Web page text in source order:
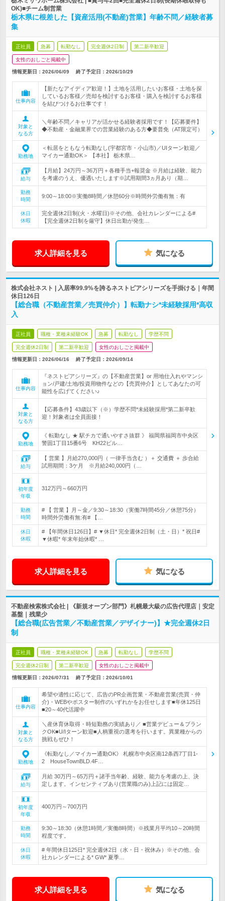
OK)■チーム制営業
栃木県に根差した【資産活用(不動産)営業】年齢不問／経験者募
集
正社員 急募 転勤なし 完全週休2日制 第二新卒歓迎
女性のおしごと掲載中
情報更新日：2026/06/09 終了予定日： 2026/10/29
仕事内容
【新たなアイディア歓迎！】土地を活用したいお客様・土地を探
しているお客様／売却を検討するお客様・購入を検討するお客様
を結びつけるお仕事です！
対象と
なる方
＼年齢不問／キャリアが活かせる経験者採用です！【応募要件】
◆不動産・金融業界での営業経験のある方◆要普免（AT限定可）
勤務地
＜転居をともなう転勤なし(宇都宮市・小山市)／UIターン歓迎／
マイカー通勤OK＞ 【本社】 栃木県…
給与
【月給】24万円～36万円＋各種手当+報奨金 ※月給は経験、能力
を考慮のうえ、優遇いたします※試用期間3ヵ月あり（期…
勤務
時間
9:00～18:00※実働8時間／休憩60分※時間外労働有無：有
休日
休暇
完全週休2日制(火・水曜日)※その他、会社カレンダーによる#
【完全週休2日制を厳守】休日出勤が発生…
求人詳細を見る 気になる
株式会社ネスト | 入居率99.9%を誇るネストピアシリーズを手掛ける｜年間
休日126日
【総合職（不動産営業／売買仲介）】転勤ナシ*未経験採用*高収
入
正社員 職種・業種未経験OK 急募 転勤なし 学歴不問
完全週休2日制 第二新卒歓迎 女性のおしごと掲載中
情報更新日：2026/06/16 終了予定日： 2026/09/14
仕事内容
『ネストピアシリーズ』の【不動産営業】or 用地仕入れやマンシ
ョン/戸建/土地/投資用物件などの【売買仲介】としてあなたの可
能性を広げてください♪
対象と
なる方
【応募条件】43歳以下（※）学歴不問*未経験採用*第二新卒歓
迎！対象者は全員面接！
勤務地
《 転勤なし ★ 駅チカで通いやすさ抜群 》 福岡県福岡市中央区
警固1丁目15番6号 KH22ビル…
給与
【 営業 】月給270,000円（ 一律手当含む ）＋ 交通費 ＋ 歩合給
試用期間：3ケ月 ※月給240,000円（…
初年度
年収
312万円～660万円
勤務
時間
# 【 営業 】月～金／9:30～18:30（実働7時間45分／休憩75分）
時間外労働有無:有# 【…
休日
休暇
# 【年間休日126日】# ▼休日* 完全週休2日制（土・日）* 祝日#
▼休暇* 年末年始休暇* …
求人詳細を見る 気になる
不動産検索株式会社 | 《新規オープン部門》札幌最大級の広告代理店｜安定
基盤｜残業少
【総合職(広告営業／不動産営業／デザイナー)】★完全週休2日
制
正社員 職種・業種未経験OK 急募 転勤なし 学歴不問
完全週休2日制 第二新卒歓迎 女性のおしごと掲載中
情報更新日：2026/07/31 終了予定日： 2026/10/01
仕事内容
希望や適性に応じて、広告のPR企画営業・不動産営業(売買・仲
介)・WEBやポスター制作のいずれかをお任せします■年休125日
■20～40代活躍中
対象と
なる方
＼産休育休取得・時短勤務の実績あり／ ■営業デビュー＆ブラン
クOK■U/Iターン歓迎■人柄重視の選考を行います。異業種からの
挑戦もぜひ！
勤務地
《転勤なし／マイカー通勤OK》 札幌市中央区南12条西7丁目1‐
2 HouseTownBLD.4F…
給与
月給 30万円～65万円＋諸手当年齢、経験、能力を考慮の上、決
定します。インセンティブあり(営業職のみ)上記には固定…
初年度
年収
400万円～700万円
勤務
時間
9:30～18:30（休憩1時間／実働8時間）※残業月平均10～20時間
程度です。
休日
休暇
# 年間休日125日* 完全週休2日（水・日・祝休み）※その他、会
社カレンダーによる* GW* 夏季…
求人詳細を見る 気になる